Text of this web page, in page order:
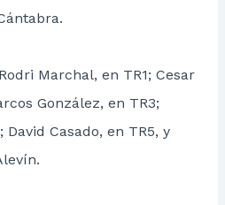
Marchal, en TR1; Cesar
González, en TR3;
David Casado, en TR5, y